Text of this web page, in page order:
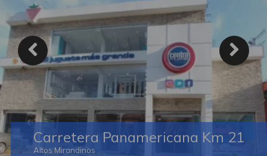
Carretera Panamericana Km 21
Altos Mirandinos